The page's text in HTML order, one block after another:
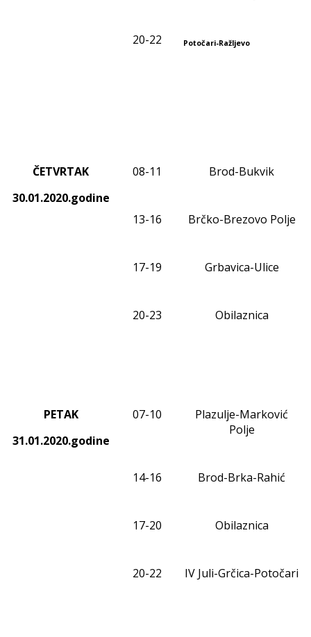
20-22 Potočari-Ražljevo
ČETVRTAK
30.01.2020.godine
08-1 1 Brod-Bukvik
13-16 Brčko-Brezovo Polje
17-19 Grbavica-Ulice
20-23 Obilaznica
PETAK
31.01.2020.godine
07-10
Plazulje-Marković
Polje
14-16 Brod-Brka-Rahić
17-20 Obilaznica
20-22 IV Juli-Grčica-Potočari